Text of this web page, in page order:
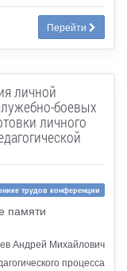
Перейти
личной
боевых
личного
трудов конференции
памяти
Андрей Михайлович
процесса